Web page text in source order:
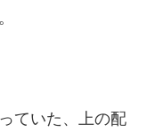
ていた、上の配